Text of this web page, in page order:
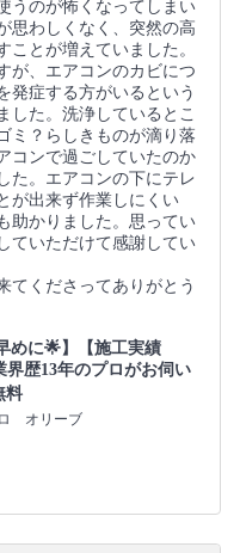
うのが怖くなってしまい
思わしくなく、突然の高
とが増えていました。
が、エアコンのカビにつ
発症する方がいるという
した。洗浄しているとこ
ミ？らしきものが滴り落
コンで過ごしていたのか
た。エアコンの下にテレ
が出来ず作業しにくい
助かりました。思ってい
ていただけて感謝してい
てくださってありがとう
めに🌟】【施工実績
界歴13年のプロがお伺い
料
オリーブ